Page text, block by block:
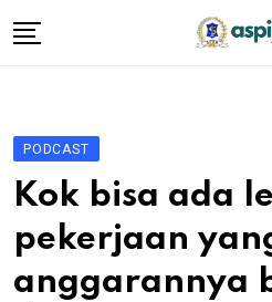
to
Berita
Komen Warga
Podcast
Tentang Kami
PODCAST
Kok bisa ada
pekerjaan
anggarannya